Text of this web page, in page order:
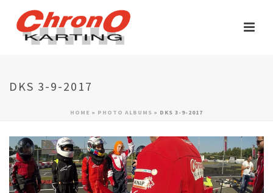
DKS 3-9-2017
HOME » PHOTO ALBUMS » DKS 3-9-2017